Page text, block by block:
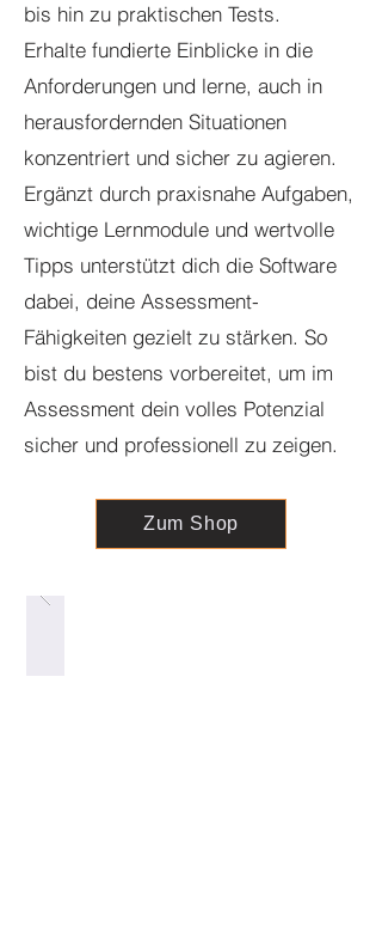
bis hin zu praktischen Tests.
Erhalte fundierte Einblicke in die
Anforderungen und lerne, auch in
herausfordernden Situationen
konzentriert und sicher zu agieren.
Ergänzt durch praxisnahe Aufgaben,
wichtige Lernmodule und wertvolle
Tipps unterstützt dich die Software
dabei, deine Assessment-
Fähigkeiten gezielt zu stärken. So
bist du bestens vorbereitet, um im
Assessment dein volles Potenzial
sicher und professionell zu zeigen.
Zum Shop